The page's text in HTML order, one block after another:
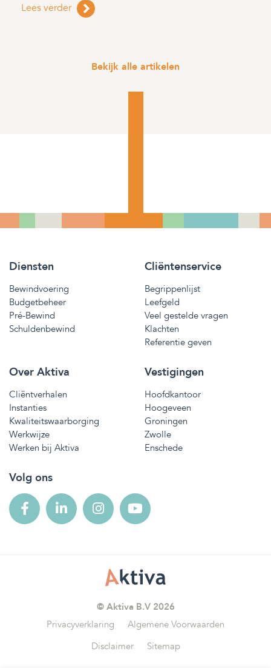
Lees verder
Bekijk alle artikelen
Diensten
Bewindvoering
Budgetbeheer
Pré-Bewind
Schuldenbewind
Cliëntenservice
Begrippenlijst
Leefgeld
Veel gestelde vragen
Klachten
Referentie geven
Over Aktiva
Cliëntverhalen
Instanties
Kwaliteitswaarborging
Werkwijze
Werken bij Aktiva
Vestigingen
Hoofdkantoor
Hoogeveen
Groningen
Zwolle
Enschede
Volg ons
© Aktiva B.V 2026
Privacyverklaring
Algemene Voorwaarden
Disclaimer
Sitemap